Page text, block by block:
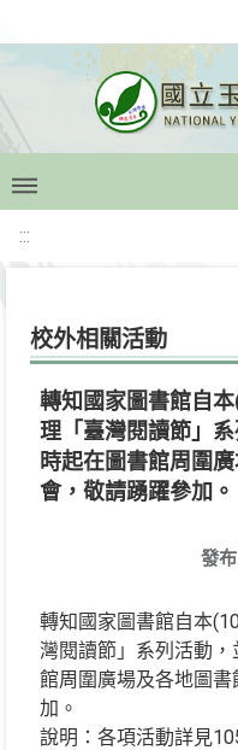
:::
校外相關活動
轉知國家圖書館自
理「臺灣閱讀節」
時起在圖書館周圍
會，敬請踴躍參加。
發
轉知國家圖書館自本
灣閱讀節」系列活動
館周圍廣場及各地圖
加。
說明：各項活動詳見